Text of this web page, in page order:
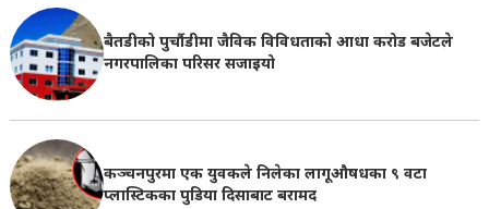
बैतडीको पुर्चौडीमा जैविक विविधताको आधा करोड बजेटले
नगरपालिका परिसर सजाइयो
कञ्चनपुरमा एक युवकले निलेका लागूऔषधका ९ वटा
प्लास्टिकका पुडिया दिसाबाट बरामद